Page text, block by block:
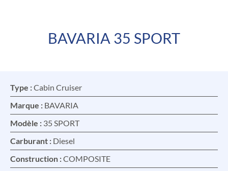
BAVARIA 35 SPORT
Type :Cabin Cruiser
Marque : BAVARIA
Modèle : 35 SPORT
Carburant : Diesel
Construction :COMPOSITE